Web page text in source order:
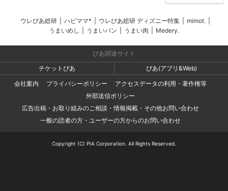
ウレぴあ総研 ハピママ* ウレぴあ総研 ディズニー特集 mimot.
うまいめし
うまいパン うまい肉 Medery.
ぴあ関連サイト
チケットぴあ
ぴあ(アプリ&Web)
会社案内
プライバシーポリシー
アクセスデータの利用・著作権等
外部送信ポリシー
広告出稿・お取り組みのご相談・情報掲載・その他お問い合わせ
一般の読者の方・ユーザーの方からのお問い合わせ
Copyright (C) PIA Corporation. All Rights Reserved.